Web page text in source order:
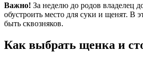
Важно! За неделю до родов владелец
обустроить место для суки и щенят. В
быть сквозняков.
Как выбрать щенка и